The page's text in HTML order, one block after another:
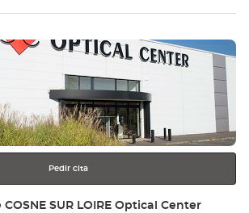
Pedir cita
SUR LOIRE Optical Center